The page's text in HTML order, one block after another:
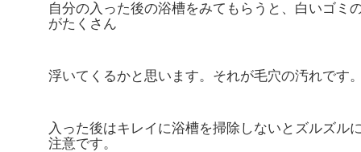
自分の入った後の浴槽をみてもらうと、白いゴミ
がたくさん
浮いてくるかと思います。それが毛穴の汚れです
入った後はキレイに浴槽を掃除しないとズルズル
注意です。